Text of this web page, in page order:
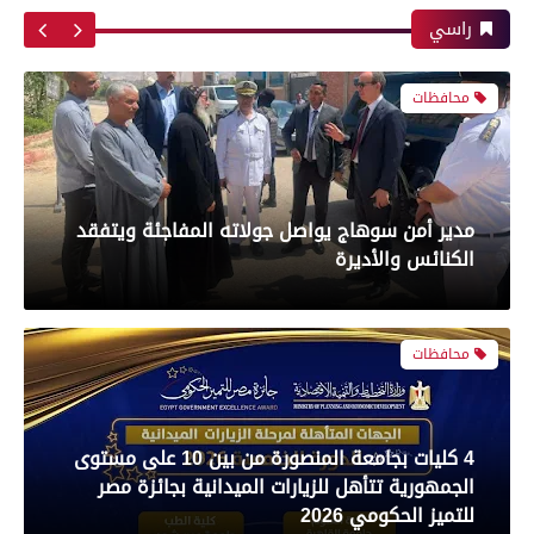
الكونفدرالية الإفريقية
رياضة
بعدسة الخبر المصري| شاهد أبرز لقطات مباراة
الأهلي و سيراميك فى الدورى
رياضة
بعدسة الخبر المصري| شاهد أبرز لقطات مباراة
راسي
محافظات
مدير أمن سوهاج يواصل جولاته المفاجئة ويتفقد
الكنائس والأديرة
محافظات
4 كليات بجامعة المنصورة من بين 10 على مستوى
الجمهورية تتأهل للزيارات الميدانية بجائزة مصر
للتميز الحكومي 2026